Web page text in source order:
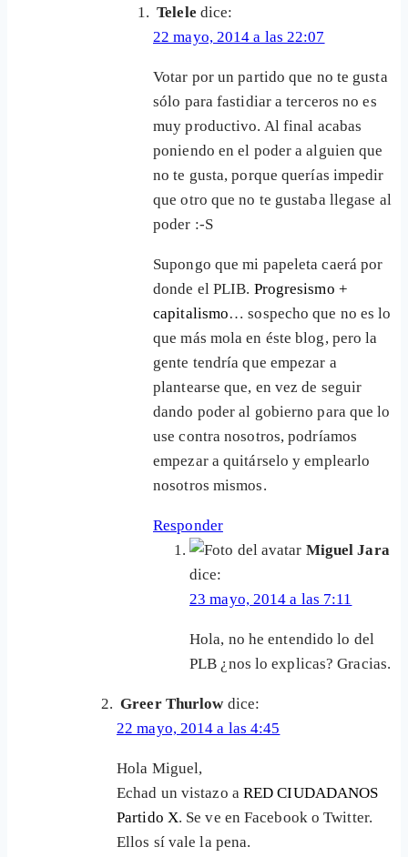
Telele dice:
22 mayo, 2014 a las 22:07
Votar por un partido que no te gusta
sólo para fastidiar a terceros no es
muy productivo. Al final acabas
poniendo en el poder a alguien que
no te gusta, porque querías impedir
que otro que no te gustaba llegase al
poder :-S
Supongo que mi papeleta caerá por
donde el PLIB. Progresismo +
capitalismo… sospecho que no es lo
que más mola en éste blog, pero la
gente tendría que empezar a
plantearse que, en vez de seguir
dando poder al gobierno para que lo
use contra nosotros, podríamos
empezar a quitárselo y emplearlo
nosotros mismos.
Responder
Miguel Jara
dice:
23 mayo, 2014 a las 7:11
Hola, no he entendido lo del
PLB ¿nos lo explicas? Gracias.
Greer Thurlow dice:
22 mayo, 2014 a las 4:45
Hola Miguel,
Echad un vistazo a RED CIUDADANOS
Partido X. Se ve en Facebook o Twitter.
Ellos sí vale la pena.